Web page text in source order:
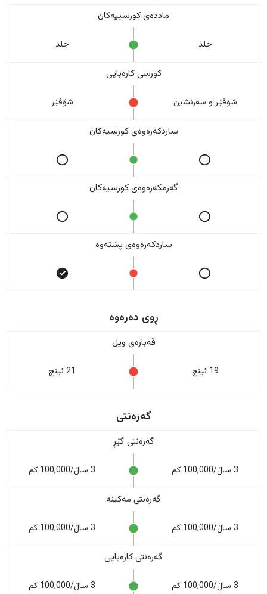
ماددەی کورسییەکان
جلد جلد
کورسی کارەبایی
شۆفێر و سەرنشین شۆفێر
ساردکەرەوەی کورسیەکان
گەرمکەرەوەی کورسیەکان
ساردکەرەوەی پشتەوە
ڕوی دەرەوە
قەبارەی ویل
19 ئینج 21 ئینج
گەرەنتی
گەرەنتی گێڕ
3 ساڵ/100,000 کم 3 ساڵ/100,000 کم
گەرەنتی مەکینە
3 ساڵ/100,000 کم 3 ساڵ/100,000 کم
گەرەنتی کارەبایی
3 ساڵ/100,000 کم 3 ساڵ/100,000 کم